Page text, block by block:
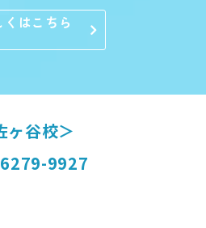
くはこちら
ヶ谷校＞
9927